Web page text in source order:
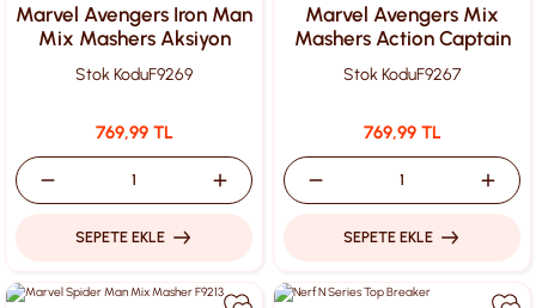
Marvel Avengers Iron Man
Mix Mashers Aksiyon
Figürü F9269
Stok KoduF9269
769,99 TL
SEPETE EKLE
Marvel Avengers Mix
Mashers Action Captain
America F9267
Stok KoduF9267
769,99 TL
SEPETE EKLE